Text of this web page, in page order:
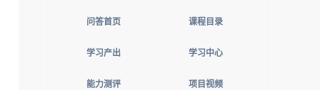
问答首页 课程目录
学习产出 学习中心
能力测评 项目视频